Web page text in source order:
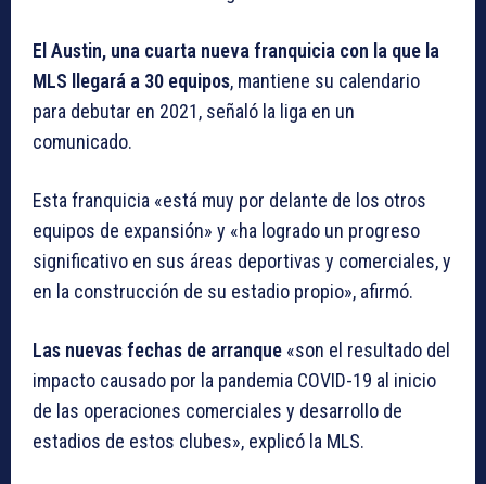
El Austin, una cuarta nueva franquicia con la que la
MLS llegará a 30 equipos, mantiene su calendario
para debutar en 2021, señaló la liga en un
comunicado.
Esta franquicia «está muy por delante de los otros
equipos de expansión» y «ha logrado un progreso
significativo en sus áreas deportivas y comerciales, y
en la construcción de su estadio propio», afirmó.
Las nuevas fechas de arranque «son el resultado del
impacto causado por la pandemia COVID-19 al inicio
de las operaciones comerciales y desarrollo de
estadios de estos clubes», explicó la MLS.